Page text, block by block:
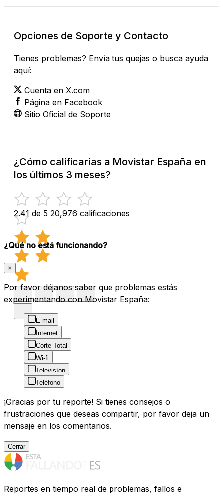
Opciones de Soporte y Contacto
Tienes problemas? Envía tus quejas o busca ayuda
aquí:
Cuenta en X.com
Página en Facebook
Sitio Oficial de Soporte
¿Cómo calificarías a Movistar España en
los últimos 3 meses?
2.41 de 5 20,976 calificaciones
¿Qué no está funcionando?
×
Por favor déjanos saber que problemas estás
experimentando con Movistar España:
E-mail
Internet
Corte Total
Wi-fi
Televisíon
Teléfono
¡Gracias por tu reporte! Si tienes consejos o
frustraciones que deseas compartir, por favor deja un
mensaje en los comentarios.
Cerrar
Reportes en tiempo real de problemas, fallos e